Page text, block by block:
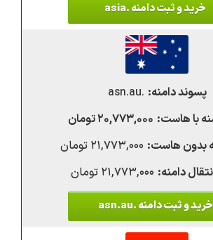
خرید و ثبت دامنه .asia
.asn.au
۲۰,۷۷۳,۰۰۰ تومان
۲۱,۷۷۳,۰۰۰ تومان
۲۱,۷۷۳,۰۰۰ تومان
خرید و ثبت دامنه .asn.au